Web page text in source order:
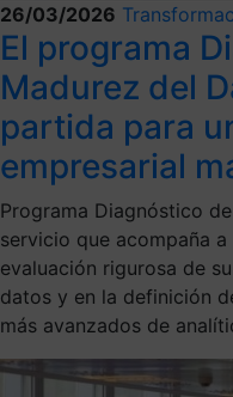
26/03/2026
El programa
Madurez del
partida para
empresarial
Programa Diagnóstico
servicio que acompaña
evaluación rigurosa de
datos y en la definición
más avanzados de